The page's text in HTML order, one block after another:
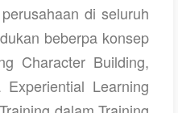
di seluruh
beberpa konsep
Character Building,
Learning